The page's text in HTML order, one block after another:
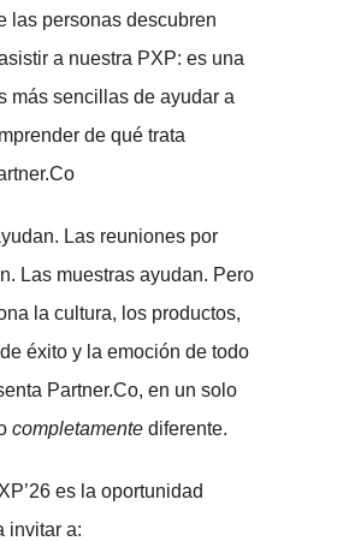
las personas descubren
a nuestra PXP: es una
más sencillas de ayudar a
de qué trata
Las reuniones por
Las muestras ayudan. Pero
la cultura, los productos,
éxito y la emoción de todo
Partner.Co, en un solo
completamente diferente.
es la oportunidad
invitar a: